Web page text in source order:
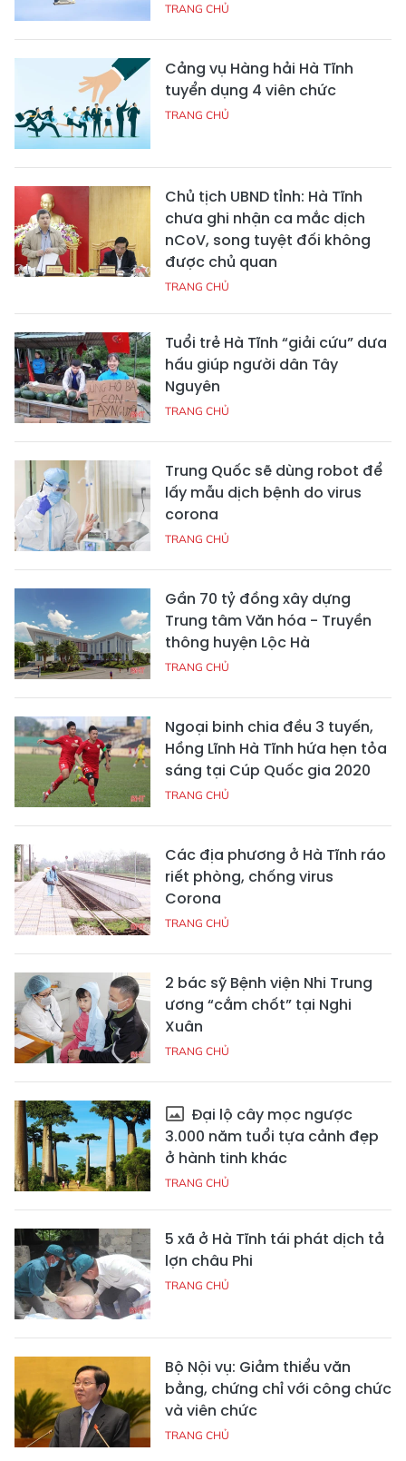
TRANG CHỦ
Cảng vụ Hàng hải Hà Tĩnh
tuyển dụng 4 viên chức
TRANG CHỦ
Chủ tịch UBND tỉnh: Hà Tĩnh
chưa ghi nhận ca mắc dịch
nCoV, song tuyệt đối không
được chủ quan
TRANG CHỦ
Tuổi trẻ Hà Tĩnh “giải cứu” dưa
hấu giúp người dân Tây
Nguyên
TRANG CHỦ
Trung Quốc sẽ dùng robot để
lấy mẫu dịch bệnh do virus
corona
TRANG CHỦ
Gần 70 tỷ đồng xây dựng
Trung tâm Văn hóa - Truyền
thông huyện Lộc Hà
TRANG CHỦ
Ngoại binh chia đều 3 tuyến,
Hồng Lĩnh Hà Tĩnh hứa hẹn tỏa
sáng tại Cúp Quốc gia 2020
TRANG CHỦ
Các địa phương ở Hà Tĩnh ráo
riết phòng, chống virus
Corona
TRANG CHỦ
2 bác sỹ Bệnh viện Nhi Trung
ương “cắm chốt” tại Nghi
Xuân
TRANG CHỦ
Đại lộ cây mọc ngược
3.000 năm tuổi tựa cảnh đẹp
ở hành tinh khác
TRANG CHỦ
5 xã ở Hà Tĩnh tái phát dịch tả
lợn châu Phi
TRANG CHỦ
Bộ Nội vụ: Giảm thiểu văn
bằng, chứng chỉ với công chức
và viên chức
TRANG CHỦ